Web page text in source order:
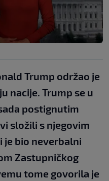
Trump održao je
nacije. Trump se u
postignutim
složili s njegovim
je bio neverbalni
Zastupničkog
tome govorila je